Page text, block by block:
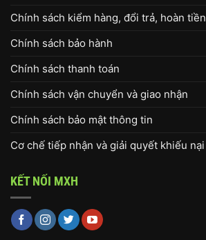
Chính sách kiểm hàng, đổi trả, hoàn tiền
Chính sách bảo hành
Chính sách thanh toán
Chính sách vận chuyển và giao nhận
Chính sách bảo mật thông tin
Cơ chế tiếp nhận và giải quyết khiếu nại
KẾT NỐI MXH